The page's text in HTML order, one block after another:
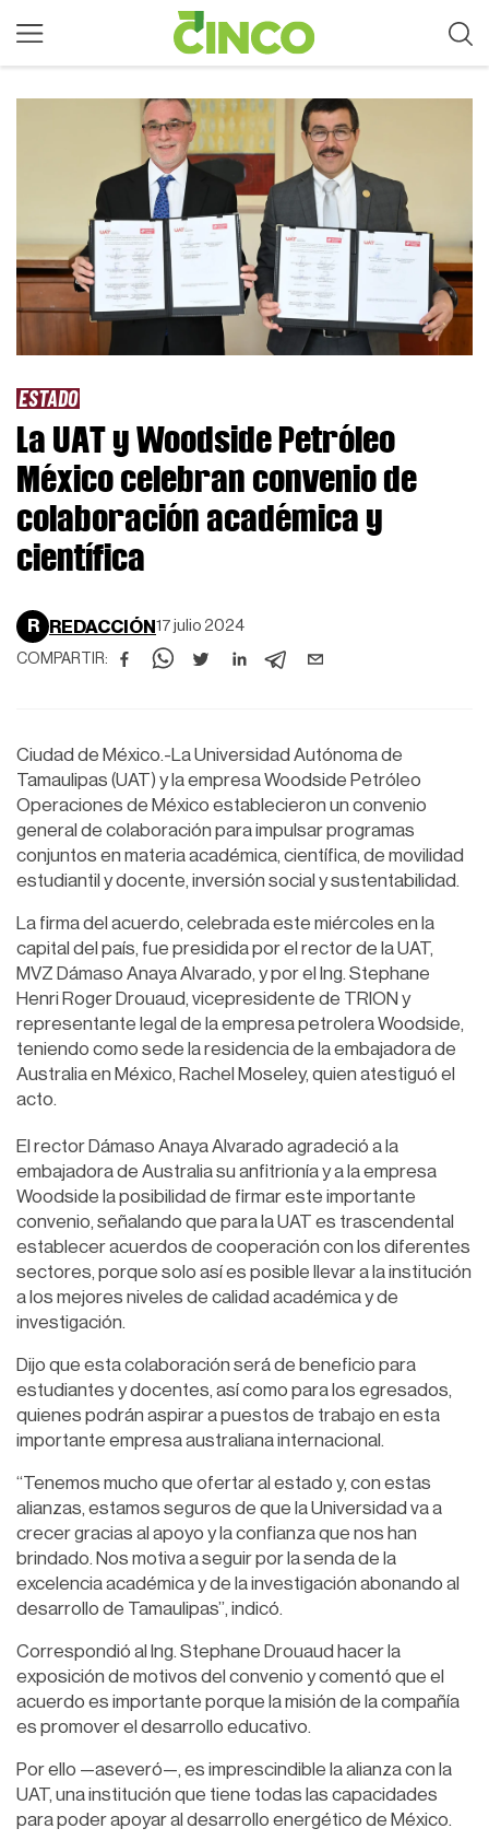
ESTADO
La UAT y Woodside Petróleo
México celebran convenio de
colaboración académica y
científica
R REDACCIÓN 17 julio 2024
COMPARTIR:
Ciudad de México.-La Universidad Autónoma de
Tamaulipas (UAT) y la empresa Woodside Petróleo
Operaciones de México establecieron un convenio
general de colaboración para impulsar programas
conjuntos en materia académica, científica, de movilidad
estudiantil y docente, inversión social y sustentabilidad.
La firma del acuerdo, celebrada este miércoles en la
capital del país, fue presidida por el rector de la UAT,
MVZ Dámaso Anaya Alvarado, y por el Ing. Stephane
Henri Roger Drouaud, vicepresidente de TRION y
representante legal de la empresa petrolera Woodside,
teniendo como sede la residencia de la embajadora de
Australia en México, Rachel Moseley, quien atestiguó el
acto.
El rector Dámaso Anaya Alvarado agradeció a la
embajadora de Australia su anfitrionía y a la empresa
Woodside la posibilidad de firmar este importante
convenio, señalando que para la UAT es trascendental
establecer acuerdos de cooperación con los diferentes
sectores, porque solo así es posible llevar a la institución
a los mejores niveles de calidad académica y de
investigación.
Dijo que esta colaboración será de beneficio para
estudiantes y docentes, así como para los egresados,
quienes podrán aspirar a puestos de trabajo en esta
importante empresa australiana internacional.
“Tenemos mucho que ofertar al estado y, con estas
alianzas, estamos seguros de que la Universidad va a
crecer gracias al apoyo y la confianza que nos han
brindado. Nos motiva a seguir por la senda de la
excelencia académica y de la investigación abonando al
desarrollo de Tamaulipas”, indicó.
Correspondió al Ing. Stephane Drouaud hacer la
exposición de motivos del convenio y comentó que el
acuerdo es importante porque la misión de la compañía
es promover el desarrollo educativo.
Por ello —aseveró—, es imprescindible la alianza con la
UAT, una institución que tiene todas las capacidades
para poder apoyar al desarrollo energético de México.